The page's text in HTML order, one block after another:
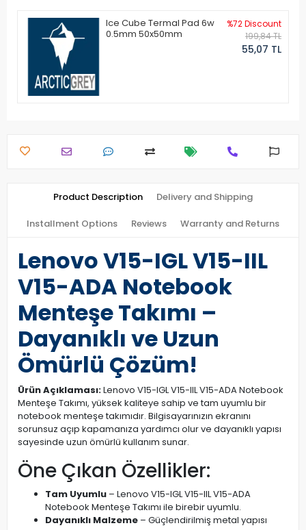
Ice Cube Termal Pad 6w
0.5mm 50x50mm
%72 Discount
199,84 TL
55,07 TL
Product Description Delivery and Shipping
Installment Options Reviews Warranty and Returns
Lenovo V15-IGL V15-IIL
V15-ADA Notebook
Menteşe Takımı –
Dayanıklı ve Uzun
Ömürlü Çözüm!
Ürün Açıklaması:Lenovo V15-IGL V15-IIL V15-ADA Notebook
Menteşe Takımı, yüksek kaliteye sahip ve tam uyumlu bir
notebook menteşe takımıdır. Bilgisayarınızın ekranını
sorunsuz açıp kapamanıza yardımcı olur ve dayanıklı yapısı
sayesinde uzun ömürlü kullanım sunar.
Öne Çıkan Özellikler:
Tam Uyumlu – Lenovo V15-IGL V15-IIL V15-ADA
Notebook Menteşe Takımı ile birebir uyumlu.
Dayanıklı Malzeme – Güçlendirilmiş metal yapısı